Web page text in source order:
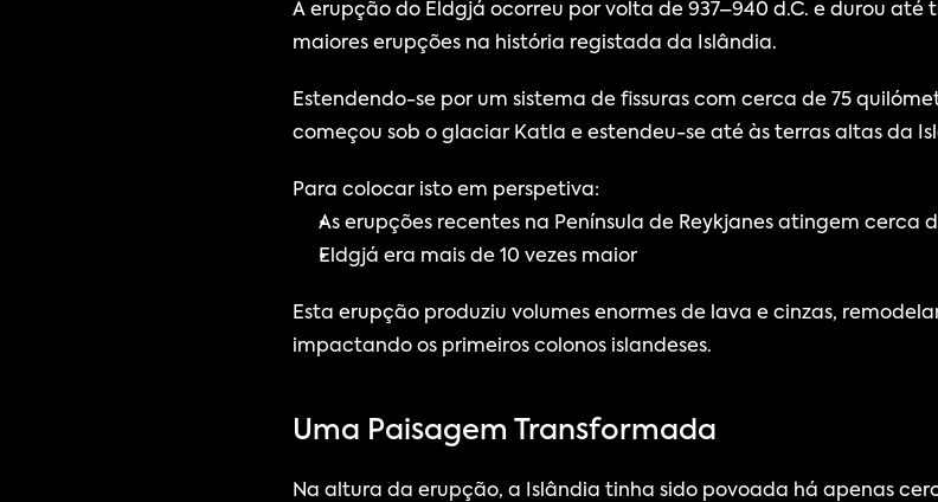
A erupção do Eldgjá ocorreu por volta de 937–940 d.C. e durou até
maiores erupções na história registada da Islândia.
Estendendo-se por um sistema de fissuras com cerca de 75
começou sob o glaciar Katla e estendeu-se até às terras altas da
Para colocar isto em perspetiva:
As erupções recentes na Península de Reykjanes atingem cerca
Eldgjá era mais de 10 vezes maior
Esta erupção produziu volumes enormes de lava e cinzas,
impactando os primeiros colonos islandeses.
Uma Paisagem Transformada
Na altura da erupção, a Islândia tinha sido povoada há apenas